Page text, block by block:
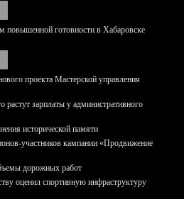
готовности в Хабаровске
проекта Мастерской управления
растут зарплаты у административного
исторической памяти
участников кампании «Продвижение
дорожных работ
оценил спортивную инфраструктуру